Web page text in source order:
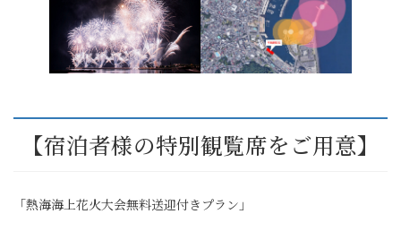
【宿泊者様の特別観覧席をご用意】
「熱海海上花火大会無料送迎付きプラン」